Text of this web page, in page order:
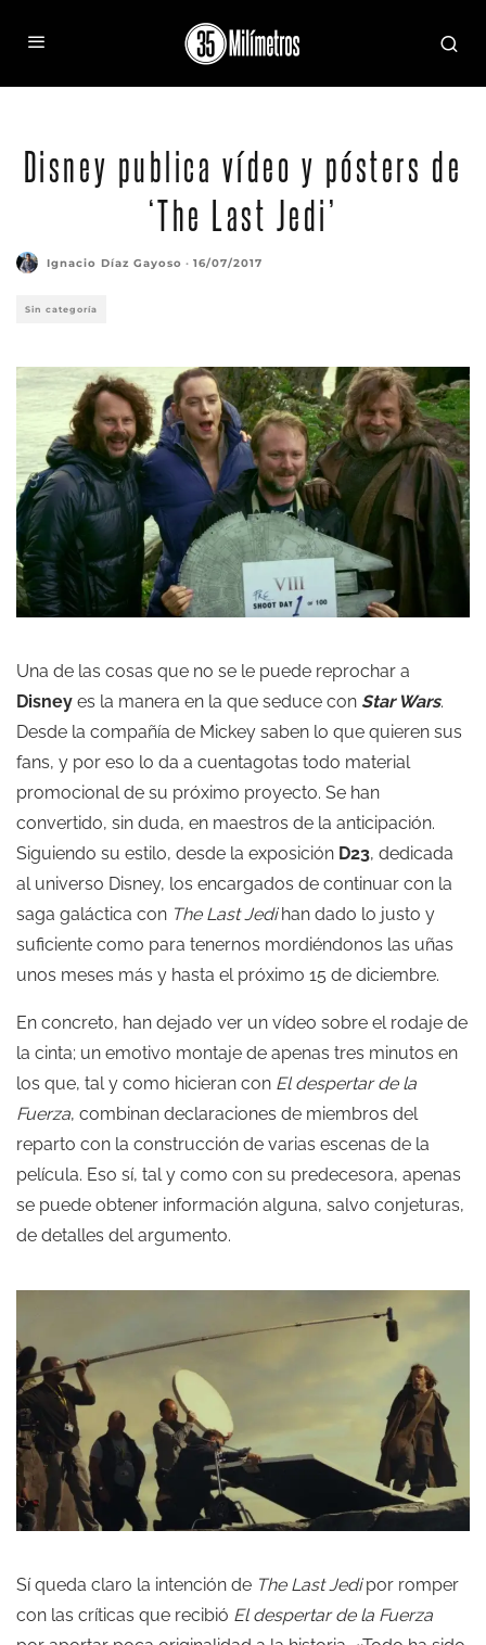
Disney publica vídeo y pósters de
‘The Last Jedi’
Ignacio Díaz Gayoso · 16/07/2017
Sin categoría
Una de las cosas que no se le puede reprochar a
Disney es la manera en la que seduce con Star Wars.
Desde la compañía de Mickey saben lo que quieren sus
fans, y por eso lo da a cuentagotas todo material
promocional de su próximo proyecto. Se han
convertido, sin duda, en maestros de la anticipación.
Siguiendo su estilo, desde la exposición D23, dedicada
al universo Disney, los encargados de continuar con la
saga galáctica con The Last Jedihan dado lo justo y
suficiente como para tenernos mordiéndonos las uñas
unos meses más y hasta el próximo 15 de diciembre.
En concreto, han dejado ver un vídeo sobre el rodaje de
la cinta; un emotivo montaje de apenas tres minutos en
los que, tal y como hicieran con El despertar de la
Fuerza, combinan declaraciones de miembros del
reparto con la construcción de varias escenas de la
película. Eso sí, tal y como con su predecesora, apenas
se puede obtener información alguna, salvo conjeturas,
de detalles del argumento.
Sí queda claro la intención de The Last Jedipor romper
con las críticas que recibió El despertarde la Fuerza